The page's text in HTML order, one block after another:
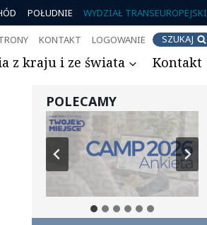
POŁUDNIE WYDZIAŁ TRANSEUROPEJSKI
KONTAKT LOGOWANIE SZUKAJ
z kraju i ze świata Kontakt
POLECAMY